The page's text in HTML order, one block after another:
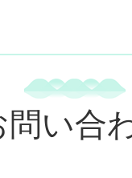
問い合